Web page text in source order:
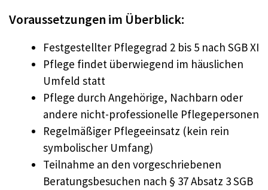
Voraussetzungen im Überblick:
Festgestellter Pflegegrad 2 bis 5 nach SGB XI
Pflege findet überwiegend im häuslichen
Umfeld statt
Pflege durch Angehörige, Nachbarn oder
andere nicht-professionelle Pflegepersonen
Regelmäßiger Pflegeeinsatz (kein rein
symbolischer Umfang)
Teilnahme an den vorgeschriebenen
Beratungsbesuchen nach § 37 Absatz 3 SGB